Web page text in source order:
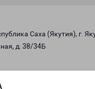
Саха (Якутия), г.
д. 38/34Б